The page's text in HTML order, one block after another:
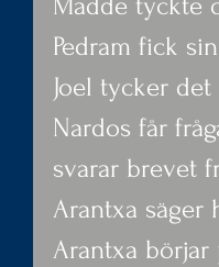
Madde tyckte
Pedram fick
Joel tycker
Nardos får
svarar brevet
Arantxa säger
Arantxa